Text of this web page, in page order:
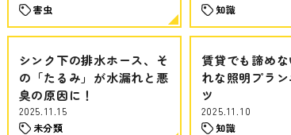
害虫
知識
シンク下の排水ホース、そ
の「たるみ」が水漏れと悪
臭の原因に！
2025.11.15
未分類
賃貸でも諦め
れな照明プラ
ツ
2025.11.10
知識